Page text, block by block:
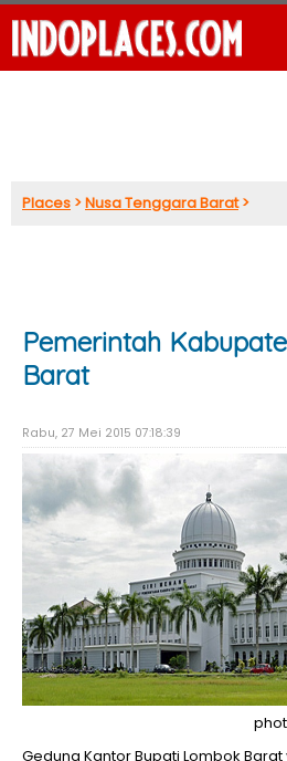
Places >Nusa Tenggara Barat>
Pemerintah
Barat
Rabu, 27 Mei 2015 07:18:39
Gedung Kantor Bupati Lombok